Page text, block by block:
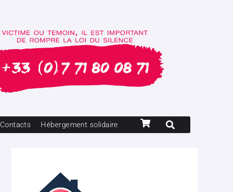
Contacts Hébergement solidaire